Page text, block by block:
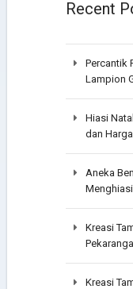
Recent
Percantik
Lampion
Hiasi
dan
Aneka
Kreasi
Kreasi